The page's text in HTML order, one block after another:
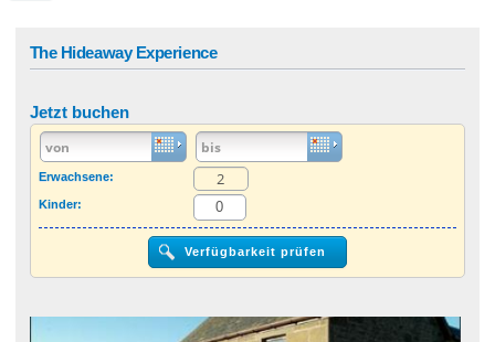
Last Minute Angebot + Pauschalangebot
Anderes Land
The Hideaway Experience
Jetzt buchen
Erwachsene:
Kinder: